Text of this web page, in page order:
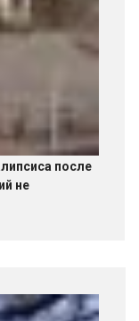
после
не